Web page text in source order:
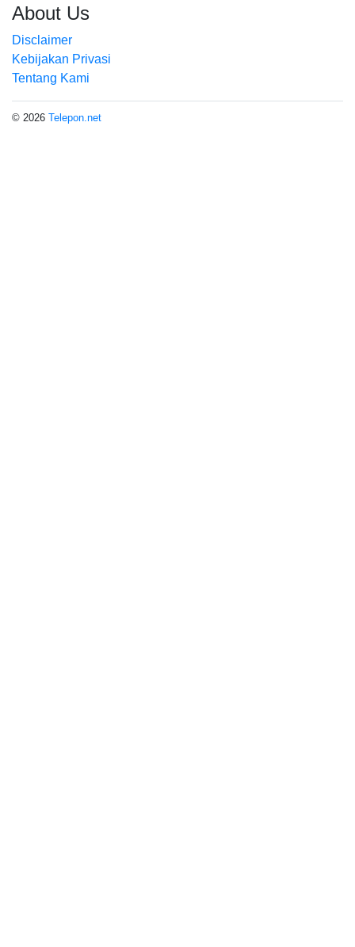
About Us
Disclaimer
Kebijakan Privasi
Tentang Kami
© 2026 Telepon.net